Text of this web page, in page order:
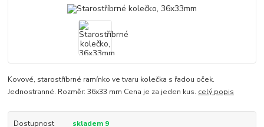
Kovové, starostříbrné ramínko ve tvaru kolečka s řadou oček.
Jednostranné. Rozměr: 36x33 mm Cena je za jeden kus. celý popis
Dostupnost skladem 9